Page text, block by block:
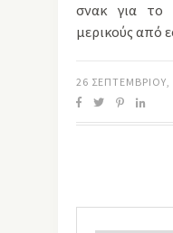
σνακ για το
μερικούς από
26 ΣΕΠΤΕΜΒΡΊΟΥ,